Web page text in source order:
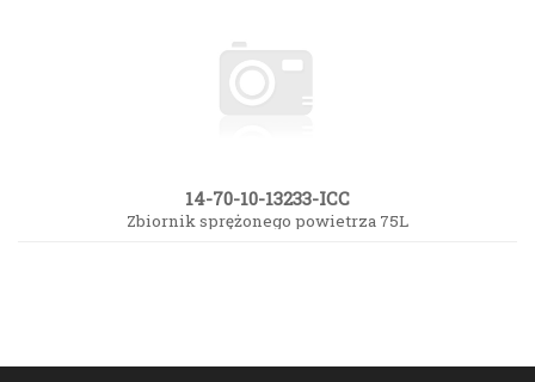
14-70-10-13233-ICC
Zbiornik sprężonego powietrza 75L